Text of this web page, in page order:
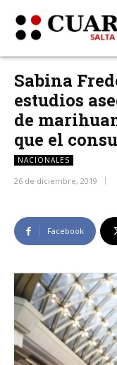
Sabina
estudios
de
que el
NACIONALES
26 de diciembre, 2019
Facebook